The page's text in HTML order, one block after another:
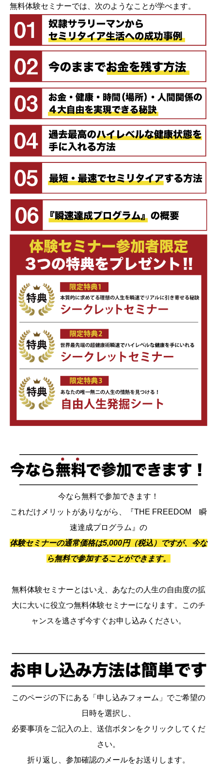
無料体験セミナーでは、次のようなことが学べます。
今なら無料で参加できます！
これだけメリットがありながら、『THE FREEDOM 瞬
速達成プログラム』の
体験セミナーの通常価格は5,000円（税込）ですが、今な
ら無料で参加することができます。
無料体験セミナーとはいえ、あなたの人生の自由度の拡
大に大いに役立つ無料体験セミナーになります。このチ
ャンスを逃さず今すぐお申し込みください。
このページの下にある「申し込みフォーム」でご希望の
日時を選択し、
必要事項をご記入の上、送信ボタンをクリックしてくだ
さい。
折り返し、参加確認のメールをお送りします。